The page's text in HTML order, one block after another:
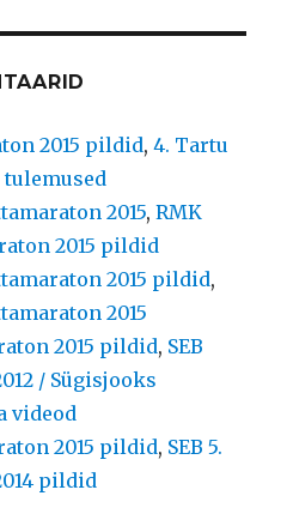
2015 pildid,4. Tartu
tulemused
2015,RMK
2015 pildid
2015 pildid,
2015
2015 pildid, SEB
/ Sügisjooks
videod
2015 pildid, SEB 5.
pildid